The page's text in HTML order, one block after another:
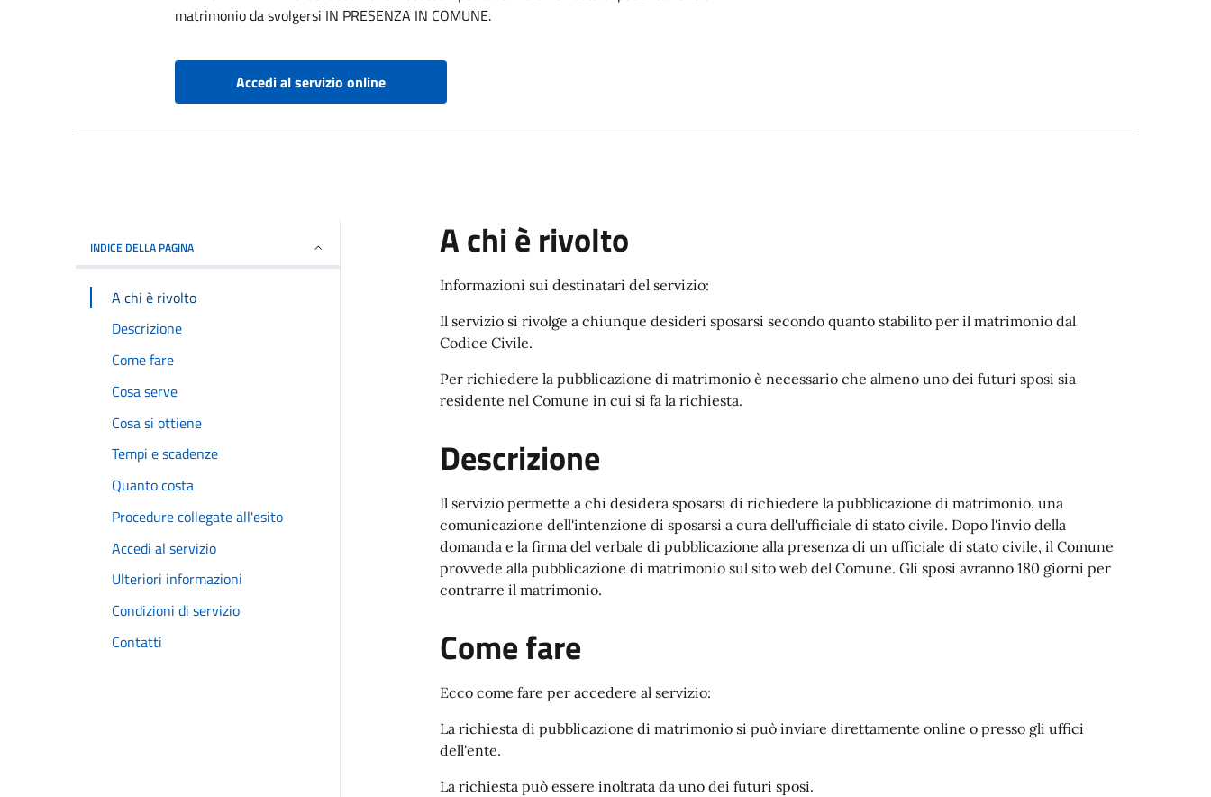
matrimonio da svolgersi IN PRESENZA IN COMUNE.
Accedi al servizio online
INDICE DELLA PAGINA
A chi è rivolto
Descrizione
Come fare
Cosa serve
Cosa si ottiene
Tempi e scadenze
Quanto costa
Procedure collegate all'esito
Accedi al servizio
Ulteriori informazioni
Condizioni di servizio
Contatti
A chi è rivolto
Informazioni sui destinatari del servizio:
Il servizio si rivolge a chiunque desideri sposarsi secondo quanto stabilito per il matrimonio dal
Codice Civile.
Per richiedere la pubblicazione di matrimonio è necessario che almeno uno dei futuri sposi sia
residente nel Comune in cui si fa la richiesta.
Descrizione
Il servizio permette a chi desidera sposarsi di richiedere la pubblicazione di matrimonio, una
comunicazione dell'intenzione di sposarsi a cura dell'ufficiale di stato civile. Dopo l'invio della
domanda e la firma del verbale di pubblicazione alla presenza di un ufficiale di stato civile, il Comune
provvede alla pubblicazione di matrimonio sul sito web del Comune. Gli sposi avranno 180 giorni per
contrarre il matrimonio.
Come fare
Ecco come fare per accedere al servizio:
La richiesta di pubblicazione di matrimonio si può inviare direttamente online o presso gli uffici
dell'ente.
La richiesta può essere inoltrata da uno dei futuri sposi.